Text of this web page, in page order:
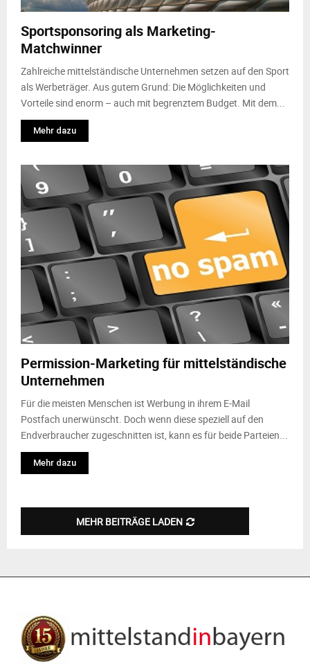
Sportsponsoring als Marketing-
Matchwinner
Zahlreiche mittelständische Unternehmen setzen auf den Sport
als Werbeträger. Aus gutem Grund: Die Möglichkeiten und
Vorteile sind enorm – auch mit begrenztem Budget. Mit dem...
Mehr dazu
Permission-Marketing für mittelständische
Unternehmen
Für die meisten Menschen ist Werbung in ihrem E-Mail
Postfach unerwünscht. Doch wenn diese speziell auf den
Endverbraucher zugeschnitten ist, kann es für beide Parteien...
Mehr dazu
MEHR BEITRÄGE LADEN